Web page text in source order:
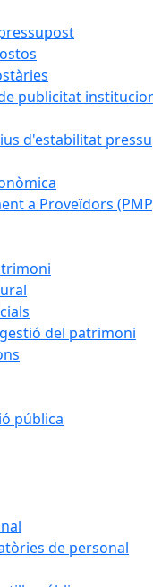
publicitat
d'estabilitat
a Proveïdors
del patrimoni
pública
de personal